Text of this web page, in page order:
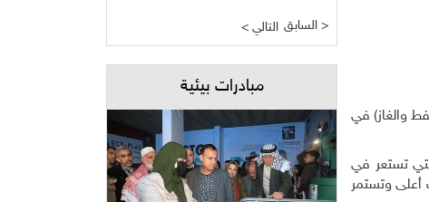
والغاز) في
تستعر في
أعلى وتستمر
< التالي السابق >
مبادرات بيئية